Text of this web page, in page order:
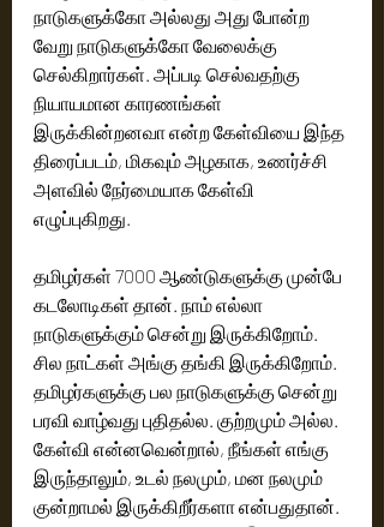
நாடுகளுக்கோ அல்லது அது போன்ற
வேறு நாடுகளுக்கோ வேலைக்கு
செல்கிறார்கள். அப்படி செல்வதற்கு
நியாயமான காரணங்கள்
இருக்கின்றனவா என்ற கேள்வியை இந்த
திரைப்படம், மிகவும் அழகாக, உணர்ச்சி
அளவில் நேர்மையாக கேள்வி
எழுப்புகிறது.
தமிழர்கள் 7000 ஆண்டுகளுக்கு முன்பே
கடலோடிகள் தான். நாம் எல்லா
நாடுகளுக்கும் சென்று இருக்கிறோம்.‌
சில நாட்கள் அங்கு தங்கி இருக்கிறோம்.
தமிழர்களுக்கு பல நாடுகளுக்கு சென்று
பரவி வாழ்வது புதிதல்ல. குற்றமும் அல்ல.
கேள்வி என்னவென்றால், நீங்கள் எங்கு
இருந்தாலும், உடல் நலமும், மன நலமும்
குன்றாமல் இருக்கிறீர்களா என்பதுதான்.